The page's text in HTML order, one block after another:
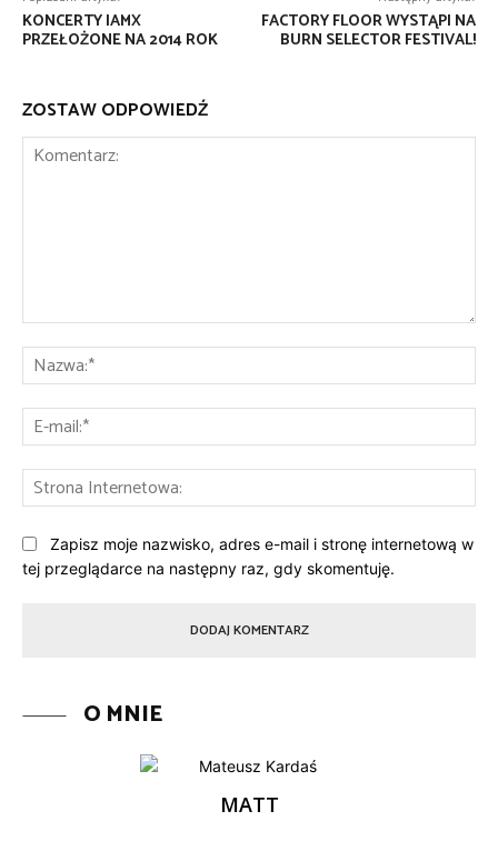
KONCERTY IAMX
PRZEŁOŻONE NA 2014 ROK
FACTORY FLOOR WYSTĄPI NA
BURN SELECTOR FESTIVAL!
ZOSTAW ODPOWIEDŹ
Zapisz moje nazwisko, adres e-mail i stronę internetową w
tej przeglądarce na następny raz, gdy skomentuję.
O MNIE
MATT